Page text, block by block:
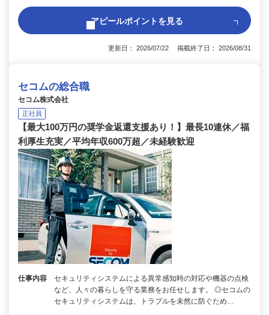
アピールポイントを見る
更新日： 2026/07/22 掲載終了日： 2026/08/31
セコムの総合職
セコム株式会社
正社員
【最大100万円の奨学金返還支援あり！】最長10連休／福
利厚生充実／平均年収600万超／未経験歓迎
仕事内容
セキュリティシステムによる異常感知時の対応や機器の点検
など、人々の暮らしを守る業務をお任せします。 ◎セコムの
セキュリティシステムは、トラブルを未然に防ぐため…